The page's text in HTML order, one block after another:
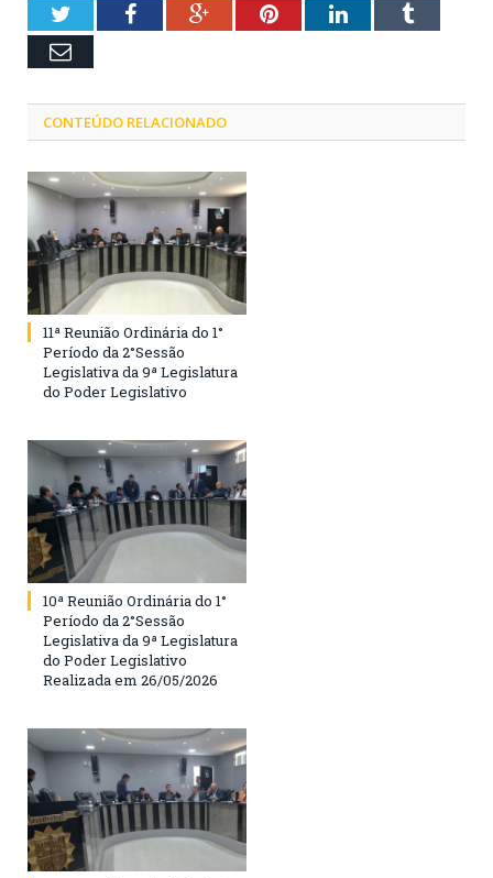
TwitterFacebookGoogle+PinterestLinkedInTumblr
Email
CONTEÚDO RELACIONADO
11ª Reunião Ordinária do 1°
Período da 2°Sessão
Legislativa da 9ª Legislatura
do Poder Legislativo
10ª Reunião Ordinária do 1°
Período da 2°Sessão
Legislativa da 9ª Legislatura
do Poder Legislativo
Realizada em 26/05/2026